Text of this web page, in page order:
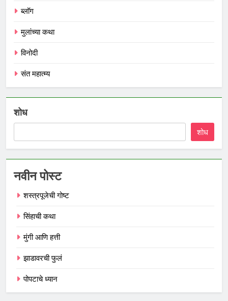
ब्लॉग
मुलांच्या कथा
विनोदी
संत महात्म्य
शोध
शोध
नवीन पोस्ट
शस्त्रपूजेची गोष्ट
सिंहाची कथा
मुंगी आणि हत्ती
झाडावरची फुलं
पोपटाचे ध्यान